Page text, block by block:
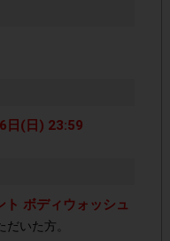
日(日) 23:59
ト ボディウォッシュ
いた方。